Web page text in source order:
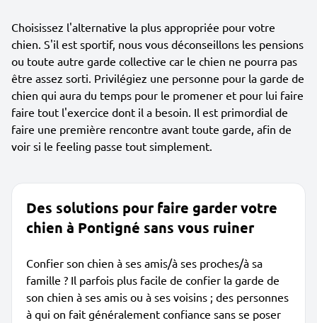
Choisissez l'alternative la plus appropriée pour votre
chien. S'il est sportif, nous vous déconseillons les pensions
ou toute autre garde collective car le chien ne pourra pas
être assez sorti. Privilégiez une personne pour la garde de
chien qui aura du temps pour le promener et pour lui faire
faire tout l'exercice dont il a besoin. Il est primordial de
faire une première rencontre avant toute garde, afin de
voir si le feeling passe tout simplement.
Des solutions pour faire garder votre
chien à Pontigné sans vous ruiner
Confier son chien à ses amis/à ses proches/à sa
famille ? Il parfois plus facile de confier la garde de
son chien à ses amis ou à ses voisins ; des personnes
à qui on fait généralement confiance sans se poser